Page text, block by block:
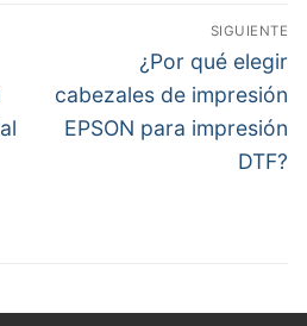
SIGUIENTE
Entrada
siguiente:
¿Por qué elegir
cabezales de impresión
EPSON para impresión
DTF?